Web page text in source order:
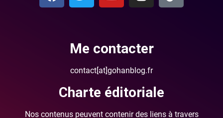
Me contacter
contact[at]gohanblog.fr
Charte éditoriale
Nos contenus peuvent contenir des liens à travers